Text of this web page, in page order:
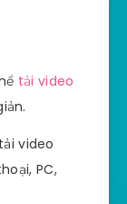
tải video
video
PC,